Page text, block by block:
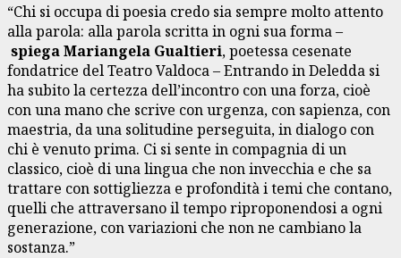
“Chi si occupa di poesia credo sia sempre molto attento
alla parola: alla parola scritta in ogni sua forma –
spiega Mariangela Gualtieri, poetessa cesenate
fondatrice del Teatro Valdoca – Entrando in Deledda si
ha subito la certezza dell’incontro con una forza, cioè
con una mano che scrive con urgenza, con sapienza, con
maestria, da una solitudine perseguita, in dialogo con
chi è venuto prima. Ci si sente in compagnia di un
classico, cioè di una lingua che non invecchia e che sa
trattare con sottigliezza e profondità i temi che contano,
quelli che attraversano il tempo riproponendosi a ogni
generazione, con variazioni che non ne cambiano la
sostanza.”